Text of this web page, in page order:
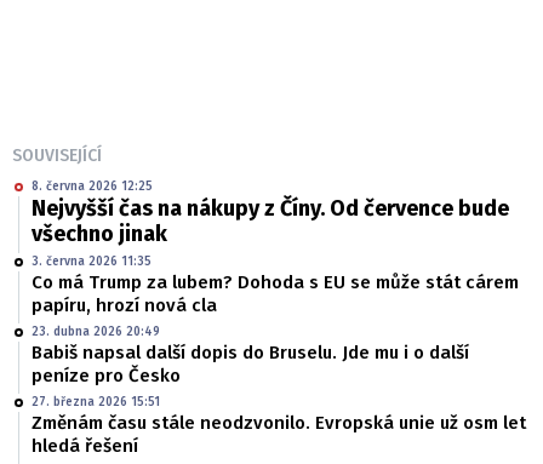
SOUVISEJÍCÍ
8. června 2026 12:25
Nejvyšší čas na nákupy z Číny. Od července bude
všechno jinak
3. června 2026 11:35
Co má Trump za lubem? Dohoda s EU se může stát cárem
papíru, hrozí nová cla
23. dubna 2026 20:49
Babiš napsal další dopis do Bruselu. Jde mu i o další
peníze pro Česko
27. března 2026 15:51
Změnám času stále neodzvonilo. Evropská unie už osm let
hledá řešení